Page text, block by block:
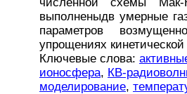
выполненыдв умерные
параметров
упрощениях
Ключевые слова:
ионосфера, КВ-
моделирование,